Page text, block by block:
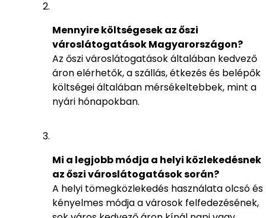
Mennyire költségesek az őszi
városlátogatások Magyarországon?
Az őszi városlátogatások általában kedvező
áron elérhetők, a szállás, étkezés és belépők
költségei általában mérsékeltebbek, mint a
nyári hónapokban.
Mi a legjobb módja a helyi közlekedésnek
az őszi városlátogatások során?
A helyi tömegközlekedés használata olcsó és
kényelmes módja a városok felfedezésének,